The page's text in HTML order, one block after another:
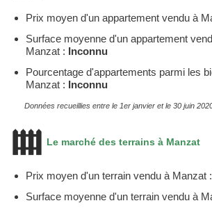
Prix moyen d'un appartement vendu à
Surface moyenne d'un appartement
Manzat : Inconnu
Pourcentage d'appartements parmi les
Manzat : Inconnu
Données recueillies entre le 1er janvier et le 30 juin
Le marché des terrains à Manzat
Prix moyen d'un terrain vendu à Manzat :
Surface moyenne d'un terrain vendu à